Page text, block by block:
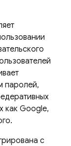
паролей,
как Google,
с